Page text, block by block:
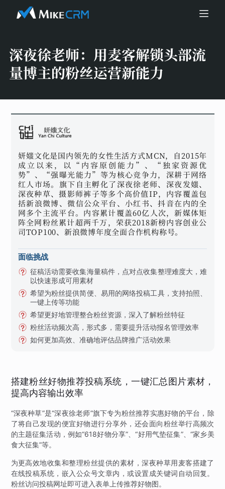
深夜徐老师： 用麦客解锁头部流
量博主的粉丝运营新能力
妍媸文化是国内领先的女性生活方式MCN，自2015年
成立以来，以“内容原创能力”、“独家资源优
势”、“强曝光能力”等为核心竞争力，深耕于网络
红人市场。旗下自主孵化了深夜徐老师、深夜发媸、
深夜种草、摄影师裤子等多个高价值IP，内容覆盖包
括新浪微博、微信公众平台、小红书、抖音在内的全
网多个主流平台。内容累计覆盖60亿人次，新媒体矩
阵全网粉丝累计超两千万，荣获2018新榜内容创业公
司TOP100、新浪微博年度全面合作机构称号。
面临挑战
征稿活动需要收集海量稿件，点对点收集整理难度大，难
以快速形成可用素材
希望为粉丝提供简便、易用的网络投稿工具，支持拍照、
一键上传等功能
希望更好地管理整合粉丝资源，深入了解粉丝特征
粉丝活动频次高，形式多，需要提升活动报名管理效率
如何更加高效、准确地评估品牌推广活动效果
搭建粉丝好物推荐投稿系统，一键汇总图片素材，
提高内容输出效率
“深夜种草”是“深夜徐老师”旗下专为粉丝推荐实惠好物的平台，除
了将自己发现的便宜好物进行分享外，还会面向粉丝举行高频次
的主题征集活动，例如“618好物分享”、“好用气垫征集”、“家乡美
食大征集”等。
为更高效地收集和整理粉丝提供的素材，深夜种草用麦客搭建了
在线投稿系统，嵌入公众号文章内，或设置成关键词自动回复。
粉丝访问投稿网址即可进入表单上传推荐好物图。